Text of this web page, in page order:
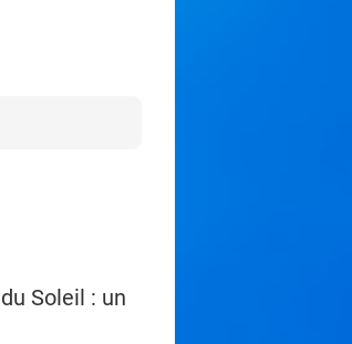
Soleil : un